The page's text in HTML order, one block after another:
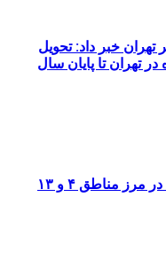
خبر داد: تحویل
هم افزایی برای رفع چالش‌های مشترک در مرز مناطق ۴ و ۱۳